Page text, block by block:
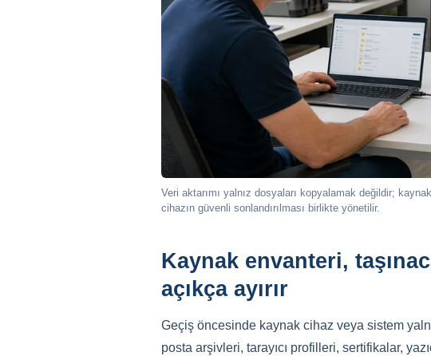
Veri aktarımı yalnız dosyaları kopyalamak değildir;
cihazın güvenli sonlandırılması birlikte yönetilir.
Kaynak envanteri,
açıkça ayırır
Geçiş öncesinde kaynak cihaz veya sistem
posta arşivleri, tarayıcı profilleri, sertifikalar,